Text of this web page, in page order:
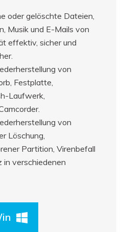
oder gelöschte Dateien,
Musik und E-Mails von
effektiv, sicher und
von
Festplatte,
Laufwerk,
von
Löschung,
Partition, Virenbefall
in verschiedenen